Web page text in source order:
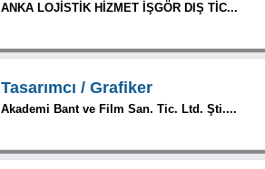
ANKA LOJİSTİK HİZMET İŞGÖR DIŞ TİC...
Tasarımcı / Grafiker
Akademi Bant ve Film San. Tic. Ltd. Şti....